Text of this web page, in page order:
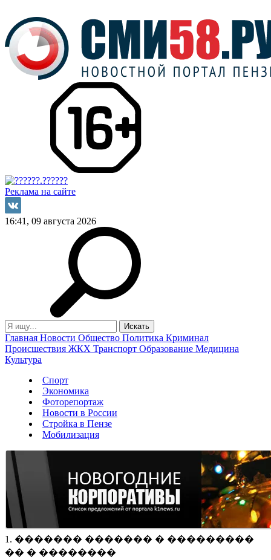
Реклама на сайте
16:41, 09 августа 2026
Главная Новости Общество Политика Криминал
Происшествия ЖКХ Транспорт Образование Медицина
Культура
Спорт
Экономика
Фоторепортаж
Новости в России
Стройка в Пензе
Мобилизация
1. ������� ������� � ���������
�� � ��������